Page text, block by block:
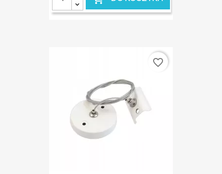
favorite_border